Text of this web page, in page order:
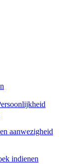
aanwezigheid
indienen